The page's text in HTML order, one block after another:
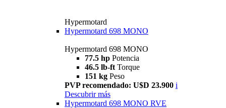
Hypermotard
Hypermotard 698 MONO
Hypermotard 698 MONO
77.5 hp Potencia
46.5 lb-ft Torque
151 kg Peso
PVP recomendado: U$D 23.900 i
Descubrir más
Hypermotard 698 MONO RVE